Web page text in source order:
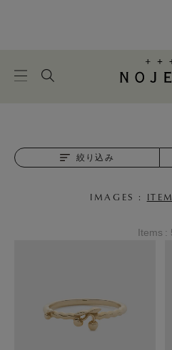
絞り込み
IMAGES : ITEM
Items :